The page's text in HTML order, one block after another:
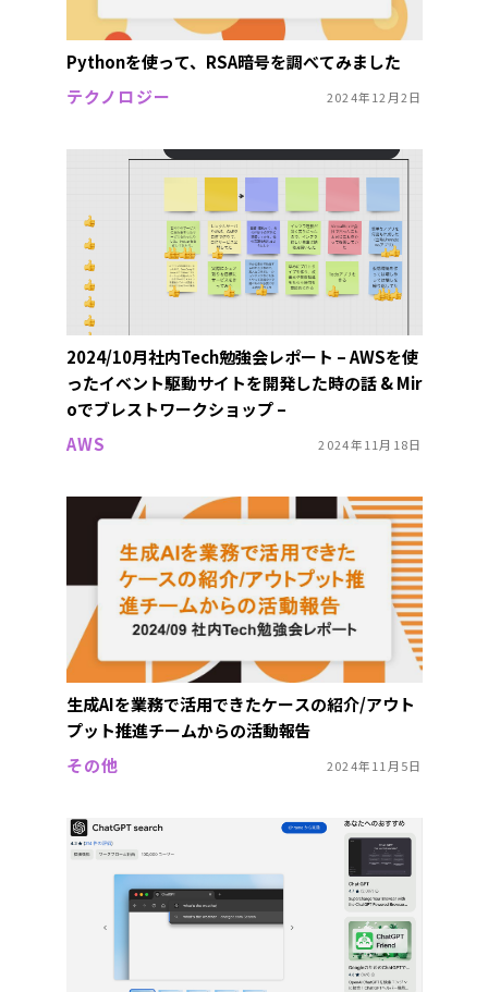
Pythonを使って、RSA暗号を調べてみました
テクノロジー
2024年12月2日
2024/10月社内Tech勉強会レポート – AWSを使
ったイベント駆動サイトを開発した時の話 & Mir
oでブレストワークショップ –
AWS
2024年11月18日
生成AIを業務で活用できたケースの紹介/アウト
プット推進チームからの活動報告
その他
2024年11月5日